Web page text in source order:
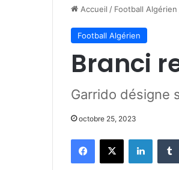
Accueil / Football Algérien
Football Algérien
Branci
Garrido désigne
octobre 25, 2023
Facebook
X